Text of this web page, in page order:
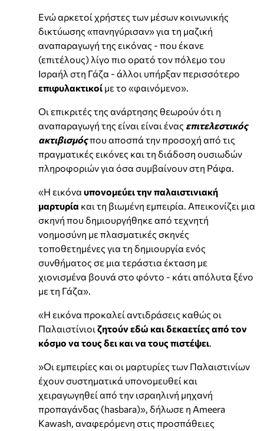
Ενώ αρκετοί χρήστες των μέσων κοινωνικής
δικτύωσης «πανηγύρισαν» για τη μαζική
αναπαραγωγή της εικόνας - που έκανε
(επιτέλους) λίγο πιο ορατό τον πόλεμο του
Ισραήλ στη Γάζα - άλλοι υπήρξαν περισσότερο
επιφυλακτικοί με το «φαινόμενο».
Οι επικριτές της ανάρτησης θεωρούν ότι η
αναπαραγωγή της είναι είναι ένας επιτελεστικός
ακτιβισμόςπου αποσπά την προσοχή από τις
πραγματικές εικόνες και τη διάδοση ουσιωδών
πληροφοριών για όσα συμβαίνουν στη Ράφα.
«Η εικόνα υπονομεύει την παλαιστινιακή
μαρτυρία και τη βιωμένη εμπειρία. Απεικονίζει μια
σκηνή που δημιουργήθηκε από τεχνητή
νοημοσύνη με πλασματικές σκηνές
τοποθετημένες για τη δημιουργία ενός
συνθήματος σε μια τεράστια έκταση με
χιονισμένα βουνά στο φόντο - κάτι απόλυτα ξένο
με τη Γάζα».
«Η εικόνα προκαλεί αντιδράσεις καθώς οι
Παλαιστίνιοι ζητούν εδώ και δεκαετίες από τον
κόσμο να τους δει και να τους πιστέψει.
»Οι εμπειρίες και οι μαρτυρίες των Παλαιστινίων
έχουν συστηματικά υπονομευθεί και
χειραγωγηθεί από την ισραηλινή μηχανή
προπαγάνδας (hasbara)», δήλωσε η Ameera
Kawash, αναφερόμενη στις προσπάθειες